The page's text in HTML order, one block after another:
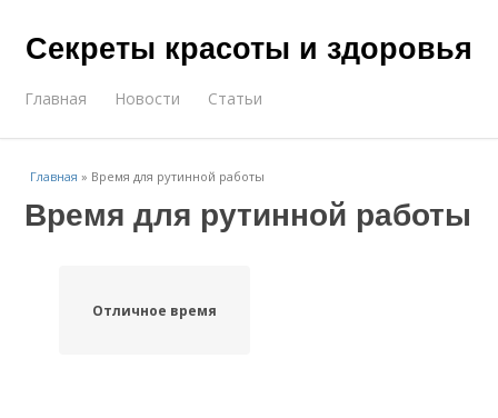
Секреты красоты и здоровья
Главная Новости Статьи
Главная » Время для рутинной работы
Время для рутинной работы
Отличное время